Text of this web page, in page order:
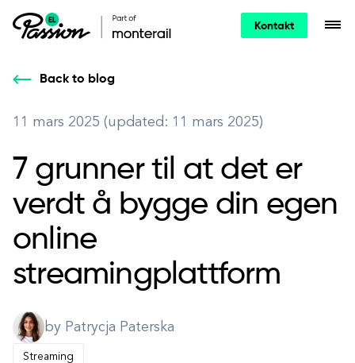
Kontakt
Back to blog
11 mars 2025 (updated: 11 mars 2025)
7 grunner til at det er
verdt å bygge din egen
online
streamingplattform
by Patrycja Paterska
Streaming